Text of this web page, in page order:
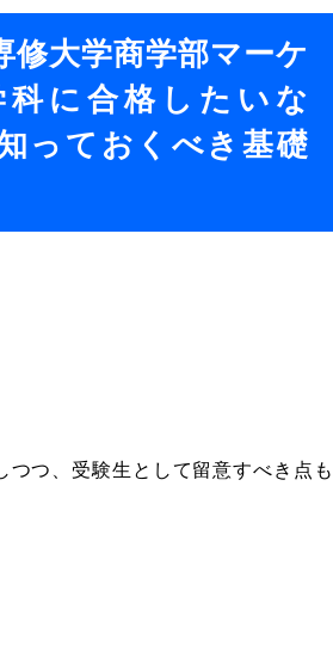
修大学商学部マーケ
に合格したいな
っておくべき基礎
つつ、受験生として留意すべき点も